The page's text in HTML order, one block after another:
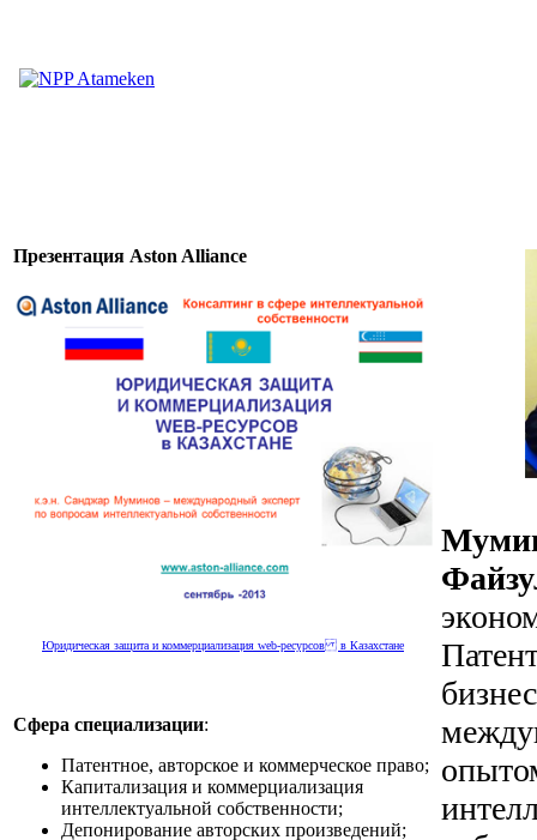
Презентация Aston Alliance
Юридическая защита и коммерциализация web-ресурсов в Казахстане
Сфера специализации:
Патентное, авторское и коммерческое право;
Капитализация и коммерциализация
интеллектуальной собственности;
Депонирование авторских произведений;